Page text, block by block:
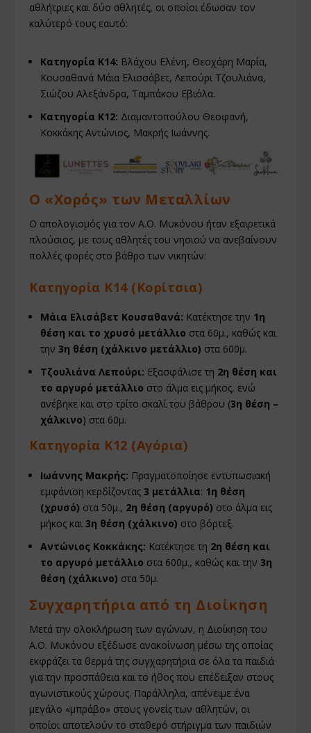
αθλήτριες και δύο αθλητές, οι οποίοι έδωσαν τον
καλύτερό τους εαυτό:
Κατηγορία Κ14: Βλάχου Ελένη, Θεοχάρη Μαρία,
Κουσαθανά Μάια Ελισσάβετ, Λεπούρι Τζουλιάνα,
Σιώζου Αλεξάνδρα, Ταμπάκου Εβιόλα.
Κατηγορία Κ12: Διαμαντοπούλου Θεοφανή,
Κοκκάκης Αντώνιος, Μακρής Ιωάννης.
Ο «Χορός» των Μεταλλίων
Ο απολογισμός για τον Α.Ο. Μυκόνου ήταν εξαιρετικά
πλούσιος, με τους αθλητές του νησιού να ανεβαίνουν
πολλές φορές στο βάθρο των νικητών:
Κατηγορία Κ14 (Κορίτσια)
Μάια Ελισάβετ Κουσαθανά: Κατέκτησε την 1η
θέση και το χρυσό μετάλλιο στα 60μ., καθώς και
την3η θέση (χάλκινο μετάλλιο) στα 600μ.
Τζουλιάνα Λεπούρι: Εξασφάλισε τη 2η θέση και
το αργυρό μετάλλιο στο άλμα εις μήκος, ενώ
ανέβηκε και στο τρίτο σκαλί του βάθρου (3η θέση –
χάλκινο) στα 60μ.
Κατηγορία Κ12 (Αγόρια)
Ιωάννης Μακρής: Πραγματοποίησε εντυπωσιακή
εμφάνιση κερδίζοντας3 μετάλλια: 1η θέση
(χρυσό) στα 50μ., 2η θέση (αργυρό) στο άλμα εις
μήκος και3η θέση (χάλκινο) στο βόρτεξ.
Αντώνιος Κοκκάκης: Κατέκτησε τη 2η θέση και
το αργυρό μετάλλιο στα 600μ., καθώς και την3η
θέση (χάλκινο) στα 50μ.
Συγχαρητήρια από τη Διοίκηση
Μετά την ολοκλήρωση των αγώνων, η Διοίκηση του
Α.Ο. Μυκόνου εξέδωσε ανακοίνωση μέσω της οποίας
εκφράζει τα θερμά της συγχαρητήρια σε όλα τα παιδιά
για την προσπάθεια και το ήθος που επέδειξαν στους
αγωνιστικούς χώρους. Παράλληλα, απένειμε ένα
μεγάλο «μπράβο» στους γονείς των αθλητών, οι
οποίοι αποτελούν το σταθερό στήριγμα των παιδιών